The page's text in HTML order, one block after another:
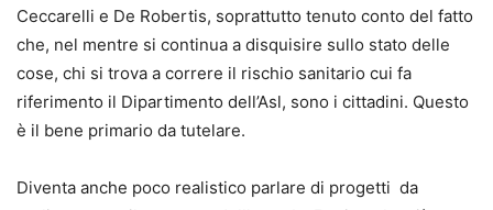
Ceccarelli e De Robertis, soprattutto tenuto conto del fatto
che, nel mentre si continua a disquisire sullo stato delle
cose, chi si trova a correre il rischio sanitario cui fa
riferimento il Dipartimento dell’Asl, sono i cittadini. Questo
è il bene primario da tutelare.
Diventa anche poco realistico parlare di progetti da